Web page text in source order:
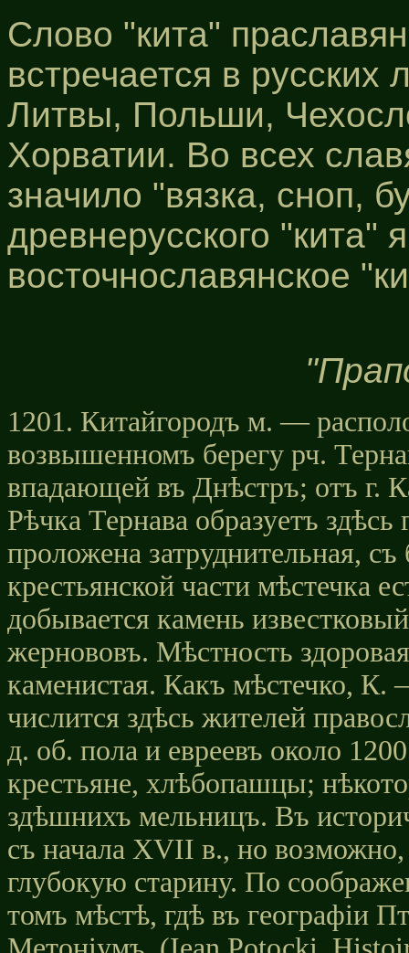
Слово "кита"
встречается в русских
Литвы, Польши,
Хорватии. Во всех
значило "вязка, сноп,
древнерусского "кита"
восточнославянское
1201. Китайгородъ м. —
возвышенномъ берегу рч.
впадающей въ Днѣстръ; отъ г.
Рѣчка Тернава образуетъ
проложена затруднительная,
крестьянской части мѣстечка
добывается камень
жернововъ. Мѣстность
каменистая. Какъ мѣстечко, К.
числится здѣсь жителей
д. об. пола и евреевъ около
крестьяне, хлѣбопашцы;
здѣшнихъ мельницъ. Въ
съ начала XVII в., но возможно,
глубокую старину. По
томъ мѣстѣ, гдѣ въ географіи